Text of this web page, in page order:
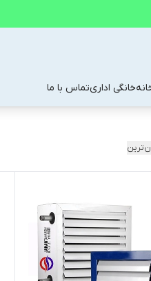
خانگی اداریتماس با ما